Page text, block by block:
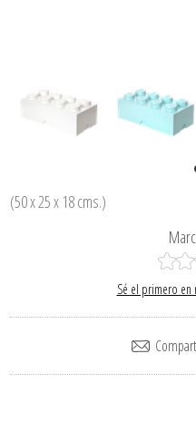
(50 x 25 x 18 cms.)
Sé el primero en